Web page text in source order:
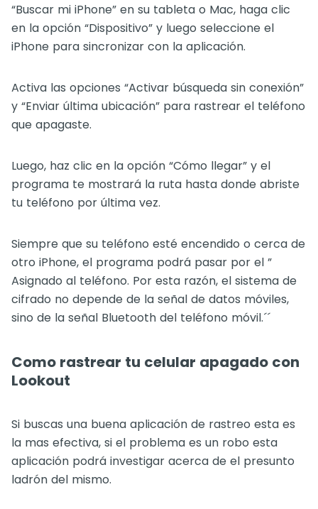
“Buscar mi iPhone” en su tableta o Mac, haga clic
en la opción “Dispositivo” y luego seleccione el
iPhone para sincronizar con la aplicación.
Activa las opciones “Activar búsqueda sin conexión”
y “Enviar última ubicación” para rastrear el teléfono
que apagaste.
Luego, haz clic en la opción “Cómo llegar” y el
programa te mostrará la ruta hasta donde abriste
tu teléfono por última vez.
Siempre que su teléfono esté encendido o cerca de
otro iPhone, el programa podrá pasar por el ”
Asignado al teléfono. Por esta razón, el sistema de
cifrado no depende de la señal de datos móviles,
sino de la señal Bluetooth del teléfono móvil.´´
Como rastrear tu celular apagado con
Lookout
Si buscas una buena aplicación de rastreo esta es
la mas efectiva, si el problema es un robo esta
aplicación podrá investigar acerca de el presunto
ladrón del mismo.